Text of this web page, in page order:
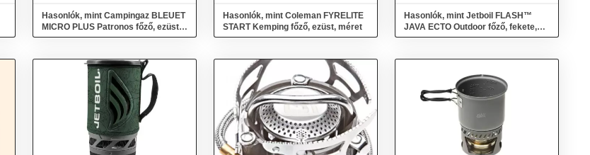
Hasonlók, mint Campingaz BLEUET
MICRO PLUS Patronos főző, ezüst,
méret
Hasonlók, mint Coleman FYRELITE
START Kemping főző, ezüst, méret
Hasonlók, mint Jetboil FLASH™
JAVA ECTO Outdoor főző, fekete,
méret